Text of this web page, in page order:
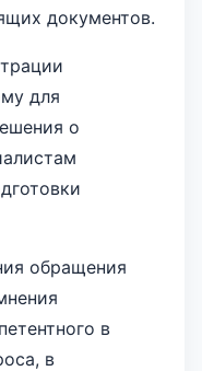
документов.
для
о
обращения
в
в